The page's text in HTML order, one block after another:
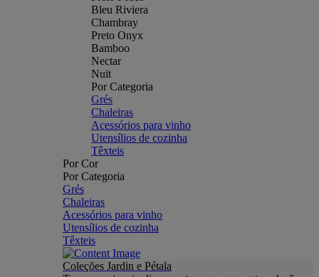
Bleu Riviera
Chambray
Preto Onyx
Bamboo
Nectar
Nuit
Por Categoria
Grés
Chaleiras
Acessórios para vinho
Utensílios de cozinha
Têxteis
Por Cor
Por Categoria
Grés
Chaleiras
Acessórios para vinho
Utensílios de cozinha
Têxteis
Coleções Jardin e Pétala